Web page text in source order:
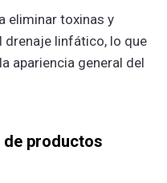
eliminar toxinas y
linfático, lo que
apariencia general del
de productos